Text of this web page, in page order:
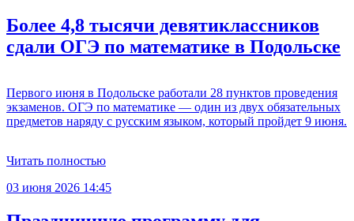
Более 4,8 тысячи девятиклассников
сдали ОГЭ по математике в Подольске
Первого июня в Подольске работали 28 пунктов проведения
экзаменов. ОГЭ по математике — один из двух обязательных
предметов наряду с русским языком, который пройдет 9 июня.
Читать полностью
03 июня 2026 14:45